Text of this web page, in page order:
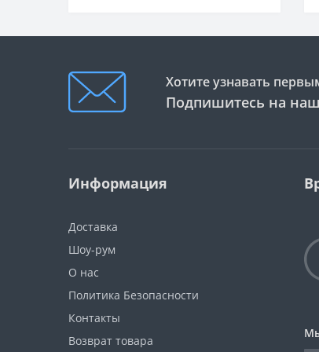
Хотите узнавать
Подпишитесь на
Информация
Доставка
Шоу-рум
О нас
Политика Безопасности
Контакты
Возврат товара